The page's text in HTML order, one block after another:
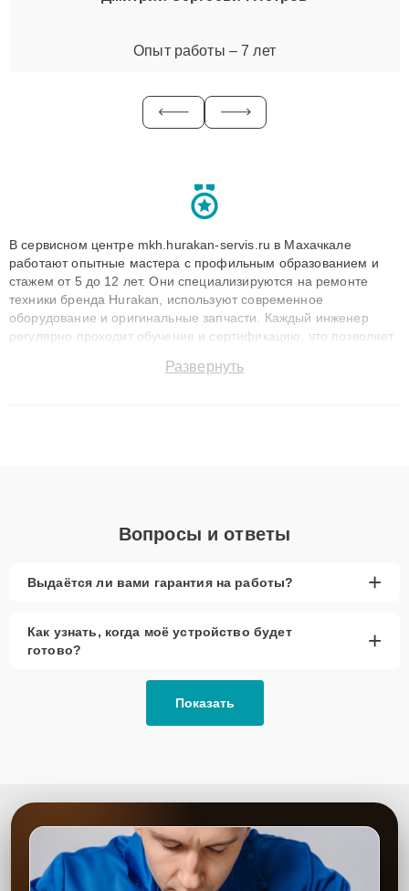
Опыт работы – 7 лет
В сервисном центре mkh.hurakan-servis.ru в Махачкале
работают опытные мастера с профильным образованием и
стажем от 5 до 12 лет. Они специализируются на ремонте
техники бренда Hurakan, используют современное
оборудование и оригинальные запчасти. Каждый инженер
регулярно проходит обучение и сертификацию, что позволяет
технику с сохранением гарантии до 3 лет. Наши мастера
Развернуть
Вопросы и ответы
Выдаётся ли вами гарантия на работы? +
Как узнать, когда моё устройство будет
готово?
+
Показать